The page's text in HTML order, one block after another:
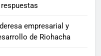
empresarial y
de Riohacha